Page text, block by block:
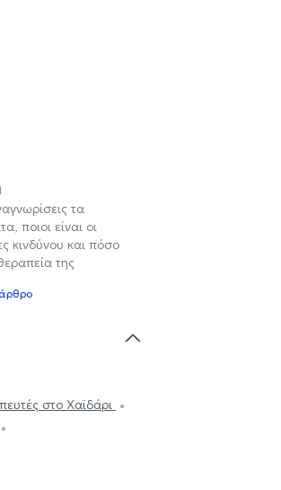
τα
ποιοι είναι οι
κινδύνου και πόσο
της
στο Χαϊδάρι